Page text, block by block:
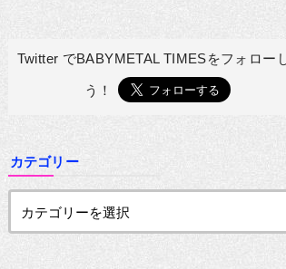
Twitter でBABYMETAL TIMESをフォロー
う！
カテゴリー